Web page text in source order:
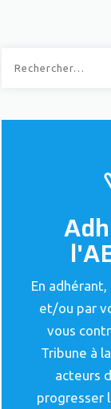
En
et/ou par
vous
Tribune à
acteurs
progresser